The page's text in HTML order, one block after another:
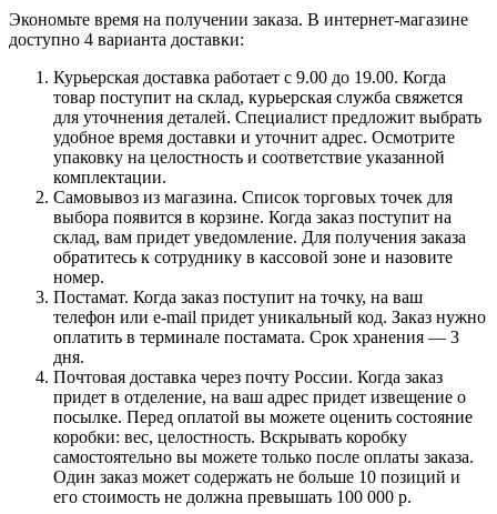
Экономьте время на получении заказа. В интернет-магазине
доступно 4 варианта доставки:
Курьерская доставка работает с 9.00 до 19.00. Когда
товар поступит на склад, курьерская служба свяжется
для уточнения деталей. Специалист предложит выбрать
удобное время доставки и уточнит адрес. Осмотрите
упаковку на целостность и соответствие указанной
комплектации.
Самовывоз из магазина. Список торговых точек для
выбора появится в корзине. Когда заказ поступит на
склад, вам придет уведомление. Для получения заказа
обратитесь к сотруднику в кассовой зоне и назовите
номер.
Постамат. Когда заказ поступит на точку, на ваш
телефон или e-mail придет уникальный код. Заказ нужно
оплатить в терминале постамата. Срок хранения — 3
дня.
Почтовая доставка через почту России. Когда заказ
придет в отделение, на ваш адрес придет извещение о
посылке. Перед оплатой вы можете оценить состояние
коробки: вес, целостность. Вскрывать коробку
самостоятельно вы можете только после оплаты заказа.
Один заказ может содержать не больше 10 позиций и
его стоимость не должна превышать 100 000 р.